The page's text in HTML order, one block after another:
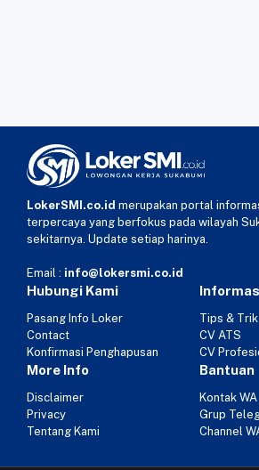
LokerSMI.co.id merupakan portal
terpercaya yang berfokus pada wilayah
sekitarnya. Update setiap harinya.
Email : info@lokersmi.co.id
Hubungi Kami
Pasang Info Loker
Contact
Konfirmasi Penghapusan
Tips & Trik
CV ATS
CV
More Info
Disclaimer
Privacy
Tentang Kami
Bantuan
Kontak WA
Grup
Channel